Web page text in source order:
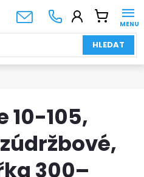
HLEDAT
NÁKUPNÍ
KOŠÍK
10-105,
300–